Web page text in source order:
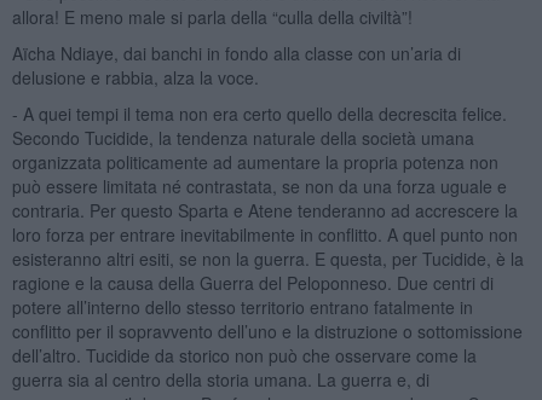
allora! E meno male si parla della “culla della civiltà”!
Aïcha Ndiaye, dai banchi in fondo alla classe con un’aria di
delusione e rabbia, alza la voce.
- A quei tempi il tema non era certo quello della decrescita felice.
Secondo Tucidide, la tendenza naturale della società umana
organizzata politicamente ad aumentare la propria potenza non
può essere limitata né contrastata, se non da una forza uguale e
contraria. Per questo Sparta e Atene tenderanno ad accrescere la
loro forza per entrare inevitabilmente in conflitto. A quel punto non
esisteranno altri esiti, se non la guerra. E questa, per Tucidide, è la
ragione e la causa della Guerra del Peloponneso. Due centri di
potere all’interno dello stesso territorio entrano fatalmente in
conflitto per il sopravvento dell’uno e la distruzione o sottomissione
dell’altro. Tucidide da storico non può che osservare come la
guerra sia al centro della storia umana. La guerra e, di